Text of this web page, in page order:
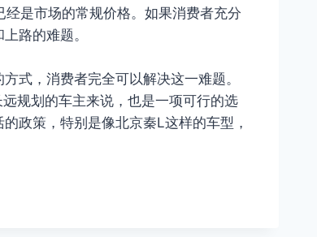
是市场的常规价格。如果消费者充分
路的难题。
式，消费者完全可以解决这一难题。
规划的车主来说，也是一项可行的选
政策，特别是像北京秦L这样的车型，